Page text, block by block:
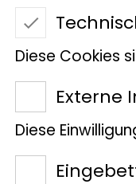
Diese Cookies
Externe
Diese